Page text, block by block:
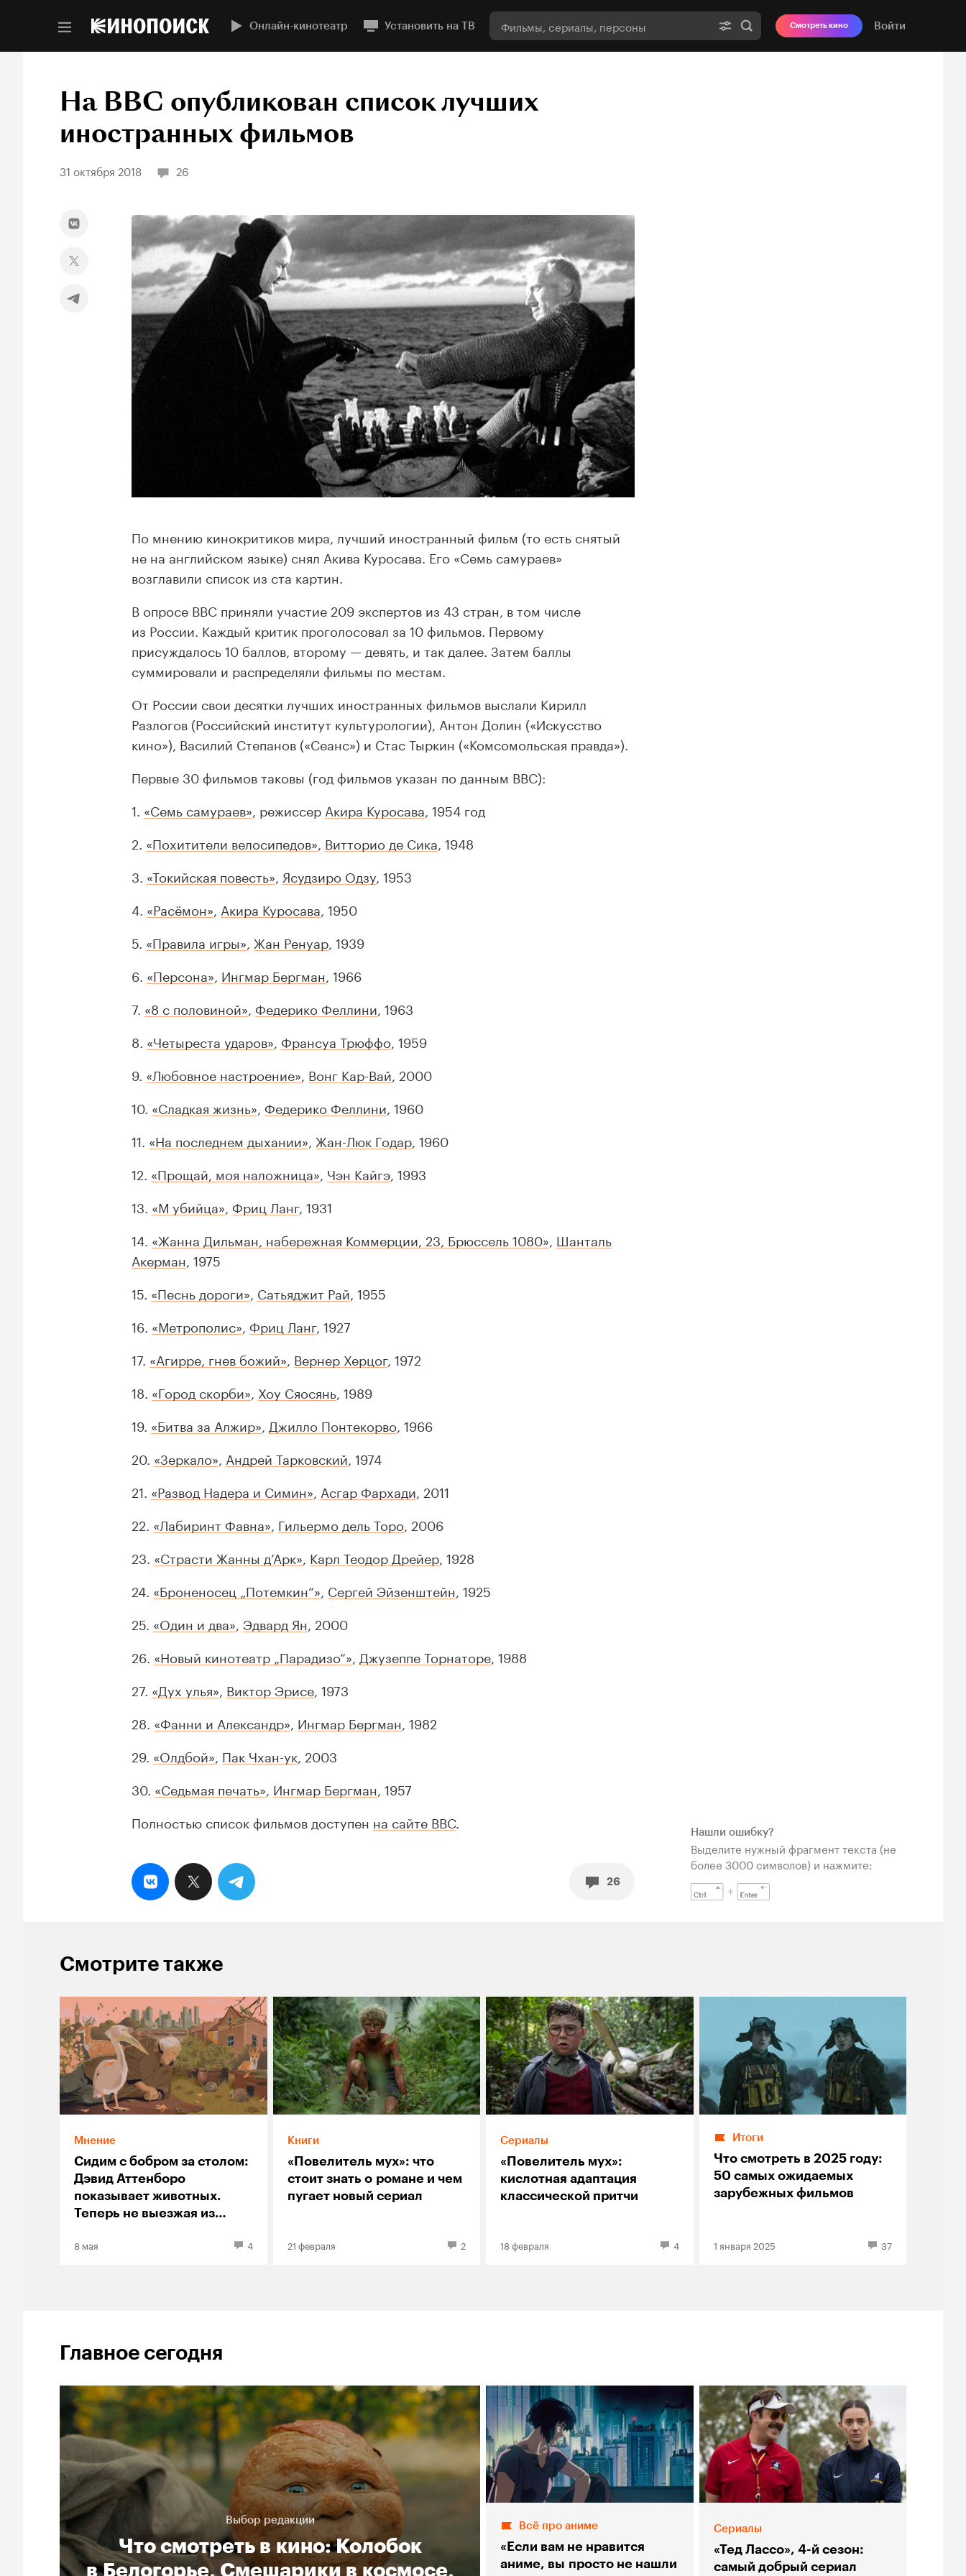
Онлайн-кинотеатр Установить на ТВ Смотреть кино Войти
На BBC опубликован список лучших
иностранных фильмов
31 октября 2018 26
По мнению кинокритиков мира, лучший иностранный фильм (то есть снятый
не на английском языке) снял Акива Куросава. Его «Семь самураев»
возглавили список из ста картин.
В опросе BBC приняли участие 209 экспертов из 43 стран, в том числе
из России. Каждый критик проголосовал за 10 фильмов. Первому
присуждалось 10 баллов, второму — девять, и так далее. Затем баллы
суммировали и распределяли фильмы по местам.
От России свои десятки лучших иностранных фильмов выслали Кирилл
Разлогов (Российский институт культурологии), Антон Долин («Искусство
кино»), Василий Степанов («Сеанс») и Стас Тыркин («Комсомольская правда»).
Первые 30 фильмов таковы (год фильмов указан по данным BBC):
1. «Семь самураев» , режиссер Акира Куросава , 1954 год
2. «Похитители велосипедов» Витторио де Сика , 1948
3. «Токийская повесть» Ясудзиро Одзу , 1953
4. «Расёмон» Акира Куросава , 1950
5. «Правила игры» Жан Ренуар , 1939
6. «Персона» Ингмар Бергман , 1966
7. «8 с половиной» Федерико Феллини , 1963
8. «Четыреста ударов» Франсуа Трюффо , 1959
9. «Любовное настроение» Вонг Кар-Вай , 2000
10. «Сладкая жизнь» Федерико Феллини , 1960
11. «На последнем дыхании» Жан-Люк Годар , 1960
12. «Прощай, моя наложница» Чэн Кайгэ , 1993
13. «М убийца» Фриц Ланг, 1931
14. «Жанна Дильман, набережная Коммерции, 23, Брюссель 1080» Шанталь
Акерман , 1975
15. «Песнь дороги» Сатьяджит Рай , 1955
16. «Метрополис» Фриц Ланг, 1927
17. «Агирре, гнев божий» Вернер Херцог, 1972
18. «Город скорби» Хоу Сяосянь , 1989
19. «Битва за Алжир» Джилло Понтекорво , 1966
20. «Зеркало» Андрей Тарковский , 1974
21. «Развод Надера и Симин» Асгар Фархади , 2011
22. «Лабиринт Фавна» Гильермо дель Торо , 2006
23. «Страсти Жанны д’Арк» Карл Теодор Дрейер , 1928
24. «Броненосец „Потемкин“» Сергей Эйзенштейн , 1925
25. «Один и два» Эдвард Ян , 2000
26. «Новый кинотеатр „Парадизо“» Джузеппе Торнаторе , 1988
27. «Дух улья» Виктор Эрисе , 1973
28. «Фанни и Александр» Ингмар Бергман , 1982
29. «Олдбой» Пак Чхан-ук , 2003
30. «Седьмая печать» Ингмар Бергман , 1957
Полностью список фильмов доступен на сайте BBC.
26
Нашли ошибку?
Выделите нужный фрагмент текста (не
более 3000 символов) и нажмите:
Смотрите также
Мнение
Сидим с бобром за столом:
Дэвид Аттенборо
показывает животных.
Теперь не выезжая из
8 мая 4
Книги
«Повелитель мух»: что
стоит знать о романе и чем
пугает новый сериал
21 февраля 2
Сериалы
«Повелитель мух»:
кислотная адаптация
классической притчи
18 февраля 4
Итоги
Что смотреть в 2025 году:
50 самых ожидаемых
зарубежных фильмов
1 января 2025 37
Главное сегодня
Выбор редакции
Что смотреть в кино: Колобок
в Белогорье, Смешарики в космосе,
Всё про аниме
«Если вам не нравится
аниме, вы просто не нашли
Сериалы
«Тед Лассо», 4-й сезон:
самый добрый сериал